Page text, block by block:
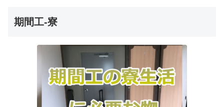
期間工-寮